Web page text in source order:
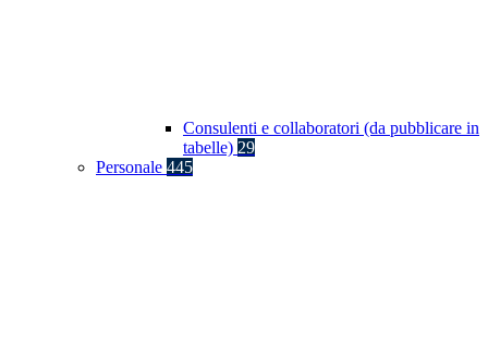
Consulenti e collaboratori (da pubblicare in
tabelle) 29
Personale 445